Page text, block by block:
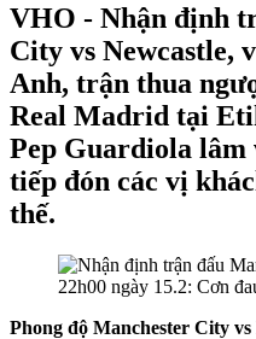
VHO - Nhận định
City vs Newcastle,
Anh, trận thua
Real Madrid tại
Pep Guardiola lâm
tiếp đón các vị
thế.
Phong độ Manchester City vs